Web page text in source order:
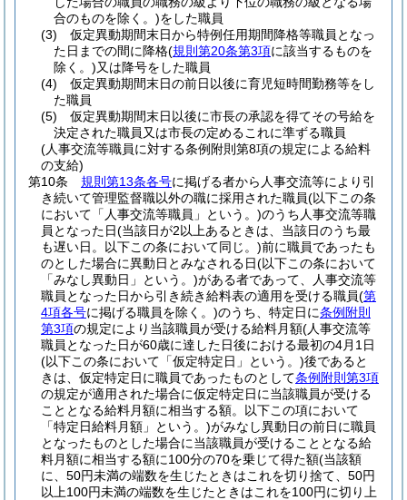
合のものを除く。)をした職員
(3)
仮定異動期間末日から特例任用期間降格等職員となっ
た日までの間に降格(規則第20条第3項に該当するものを
除く。)又は降号をした職員
(4)
仮定異動期間末日の前日以後に育児短時間勤務等をし
た職員
(5)
仮定異動期間末日以後に市長の承認を得てその号給を
決定された職員又は市長の定めるこれに準ずる職員
(人事交流等職員に対する条例附則第8項の規定による給料
の支給)
第10条
規則第13条各号に掲げる者から人事交流等により引
き続いて管理監督職以外の職に採用された職員(以下この条
において「人事交流等職員」という。)のうち人事交流等職
員となった日(当該日が2以上あるときは、当該日のうち最
も遅い日。以下この条において同じ。)前に職員であったも
のとした場合に異動日とみなされる日(以下この条において
「みなし異動日」という。)がある者であって、人事交流等
職員となった日から引き続き給料表の適用を受ける職員(第
4項各号に掲げる職員を除く。)のうち、特定日に条例附則
第3項の規定により当該職員が受ける給料月額(人事交流等
職員となった日が60歳に達した日後における最初の4月1日
(以下この条において「仮定特定日」という。)後であると
きは、仮定特定日に職員であったものとして条例附則第3項
の規定が適用された場合に仮定特定日に当該職員が受ける
こととなる給料月額に相当する額。以下この項において
「特定日給料月額」という。)がみなし異動日の前日に職員
となったものとした場合に当該職員が受けることとなる給
料月額に相当する額に100分の70を乗じて得た額(当該額
に、50円未満の端数を生じたときはこれを切り捨て、50円
以上100円未満の端数を生じたときはこれを100円に切り上